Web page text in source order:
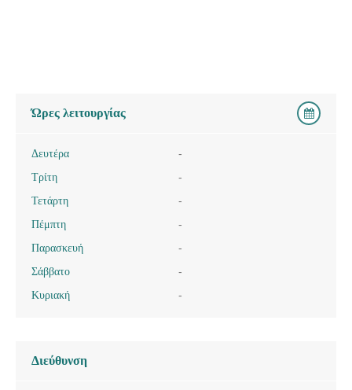
Ώρες λειτουργίας
Δευτέρα
-
Τρίτη
-
Τετάρτη
-
Πέμπτη
-
Παρασκευή
-
Σάββατο
-
Κυριακή
-
Διεύθυνση